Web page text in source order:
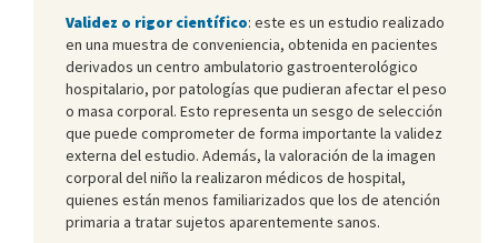
Validez o rigor científico: este es un estudio realizado
en una muestra de conveniencia, obtenida en pacientes
derivados un centro ambulatorio gastroenterológico
hospitalario, por patologías que pudieran afectar el peso
o masa corporal. Esto representa un sesgo de selección
que puede comprometer de forma importante la validez
externa del estudio. Además, la valoración de la imagen
corporal del niño la realizaron médicos de hospital,
quienes están menos familiarizados que los de atención
primaria a tratar sujetos aparentemente sanos.